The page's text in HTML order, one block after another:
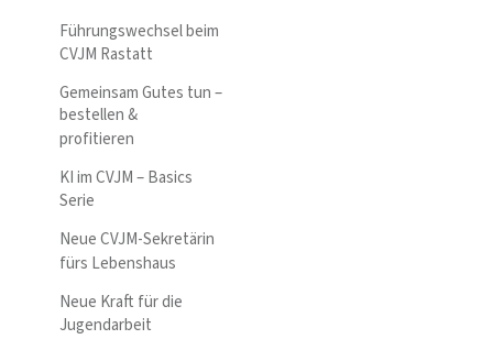
Führungswechsel beim
CVJM Rastatt
Gemeinsam Gutes tun –
bestellen &
profitieren
KI im CVJM – Basics
Serie
Neue CVJM-Sekretärin
fürs Lebenshaus
Neue Kraft für die
Jugendarbeit